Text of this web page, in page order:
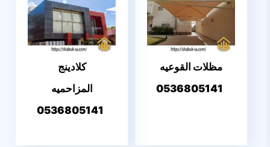
مظلات القوعيه
0536805141
كلادينج
المزاحميه
0536805141